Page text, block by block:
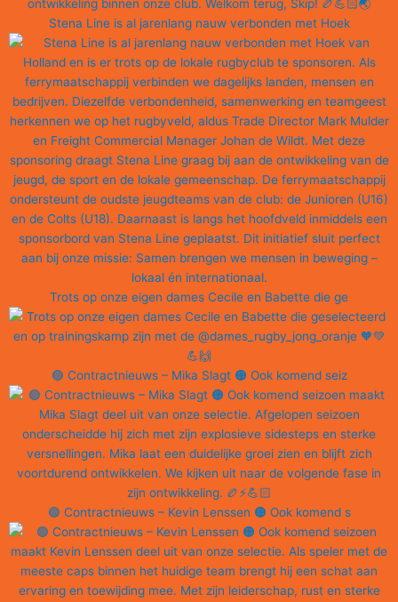
Stena Line is al jarenlang nauw verbonden met Hoek
Trots op onze eigen dames Cecile en Babette die ge
🟢 Contractnieuws – Mika Slagt 🟠 Ook komend seiz
🟢 Contractnieuws – Kevin Lenssen 🟠 Ook komend s